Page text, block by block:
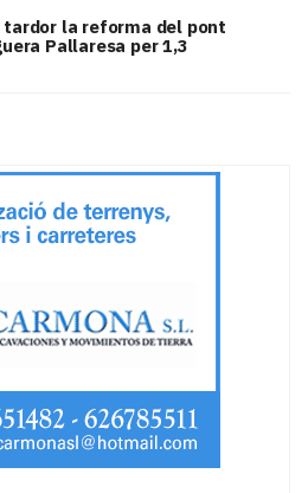
la reforma del pont
Pallaresa per 1,3